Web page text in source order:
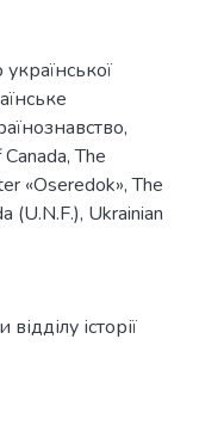
,
,The
«Oseredok»,The
(U.N.F.), Ukrainian
історії